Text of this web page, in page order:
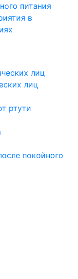
питания
в
лиц
лиц
ртути
покойного